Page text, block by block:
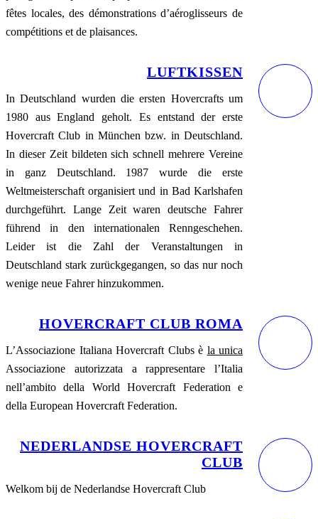
fêtes locales, des démonstrations d’aéroglisseurs de
compétitions et de plaisances.
LUFTKISSEN
In Deutschland wurden die ersten Hovercrafts um
1980 aus England geholt. Es entstand der erste
Hovercraft Club in München bzw. in Deutschland.
In dieser Zeit bildeten sich schnell mehrere Vereine
in ganz Deutschland. 1987 wurde die erste
Weltmeisterschaft organisiert und in Bad Karlshafen
durchgeführt. Lange Zeit waren deutsche Fahrer
führend in den internationalen Renngeschehen.
Leider ist die Zahl der Veranstaltungen in
Deutschland stark zurückgegangen, so das nur noch
wenige neue Fahrer hinzukommen.
HOVERCRAFT CLUB ROMA
L’Associazione Italiana Hovercraft Clubs è la unica
Associazione autorizzata a rappresentare l’Italia
nell’ambito della World Hovercraft Federation e
della European Hovercraft Federation.
NEDERLANDSE HOVERCRAFT
CLUB
Welkom bij de Nederlandse Hovercraft Club